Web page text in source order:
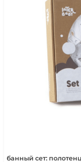
банный сет: